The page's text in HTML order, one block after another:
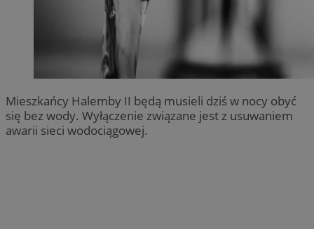
Mieszkańcy Halemby II będą musieli dziś w nocy obyć
się bez wody. Wyłączenie związane jest z usuwaniem
awarii sieci wodociągowej.